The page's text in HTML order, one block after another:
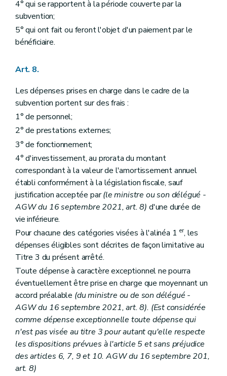
4° qui se rapportent à la période couverte par la
subvention;
5° qui ont fait ou feront l'objet d'un paiement par le
bénéficiaire.
Art. 8.
Les dépenses prises en charge dans le cadre de la
subvention portent sur des frais :
1° de personnel;
2° de prestations externes;
3° de fonctionnement;
4° d'investissement, au prorata du montant
correspondant à la valeur de l'amortissement annuel
établi conformément à la législation fiscale, sauf
justification acceptée par(le ministre ou son délégué -
AGW du 16 septembre 2021, art. 8) d'une durée de
vie inférieure.
Pour chacune des catégories visées à l'alinéa 1 er, les
dépenses éligibles sont décrites de façon limitative au
Titre 3 du présent arrêté.
Toute dépense à caractère exceptionnel ne pourra
éventuellement être prise en charge que moyennant un
accord préalable (du ministre ou de son délégué -
AGW du 16 septembre 2021, art. 8). (Est considérée
comme dépense exceptionnelle toute dépense qui
n'est pas visée au titre 3 pour autant qu'elle respecte
les dispositions prévues à l'article 5 et sans préjudice
des articles 6, 7, 9 et 10. AGW du 16 septembre 201,
art. 8)